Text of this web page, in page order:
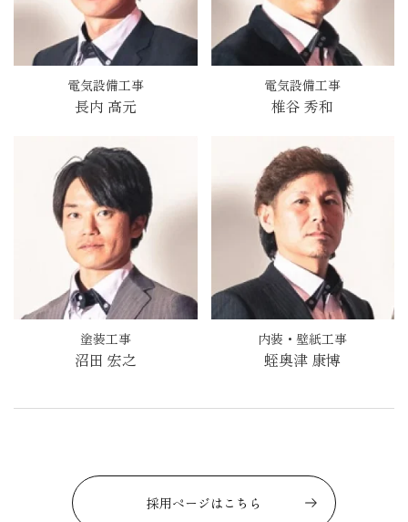
電気設備工事
長内 高元
電気設備工事
椎谷 秀和
塗装工事
沼田 宏之
内装・壁紙工事
蛭奥津 康博
採用ページはこちら